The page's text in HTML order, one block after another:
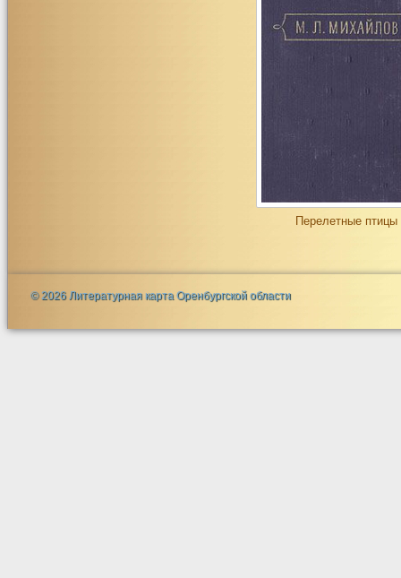
Перелетные птицы
© 2026 Литературная карта Оренбургской области